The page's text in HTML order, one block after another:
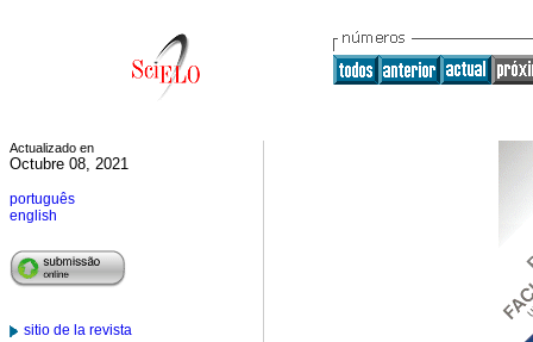
Actualizado en
Octubre 08, 2021
português
english
sitio de la revista